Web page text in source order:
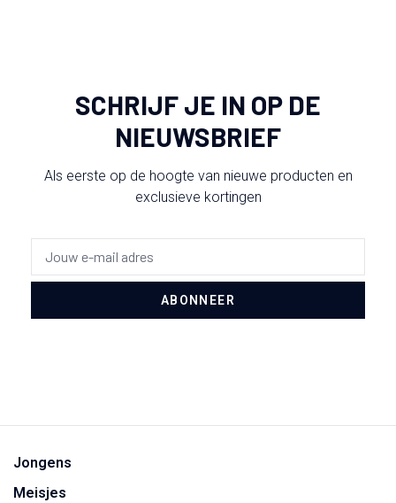
SCHRIJF JE IN OP DE
NIEUWSBRIEF
Als eerste op de hoogte van nieuwe producten en
exclusieve kortingen
ABONNEER
Jongens
Meisjes